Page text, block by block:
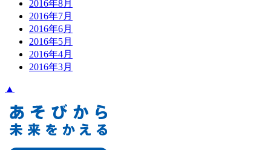
2016年8月
2016年7月
2016年6月
2016年5月
2016年4月
2016年3月
▲